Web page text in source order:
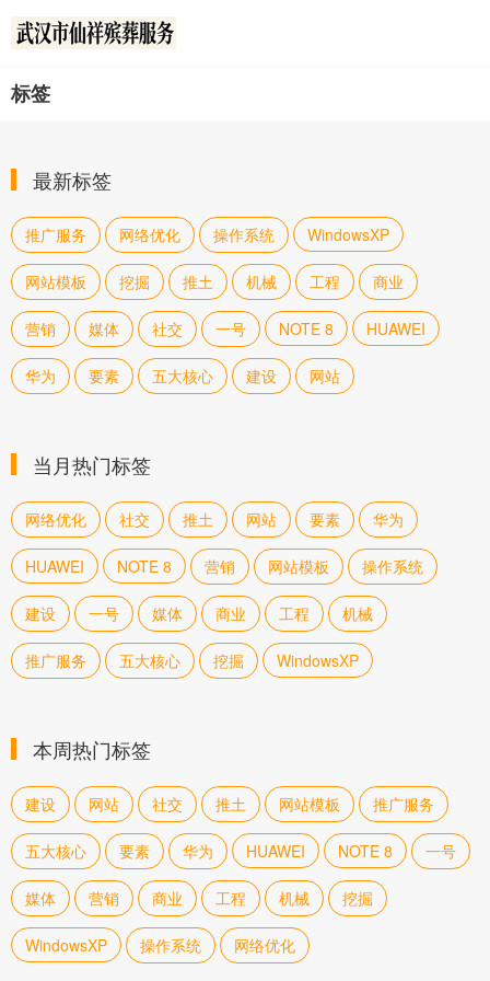
标签
最新标签
推广服务 网络优化 操作系统 WindowsXP
网站模板 挖掘 推土 机械 工程 商业
营销 媒体 社交 一号 NOTE 8 HUAWEI
华为 要素 五大核心 建设 网站
当月热门标签
网络优化 社交 推土 网站 要素 华为
HUAWEI NOTE 8 营销 网站模板 操作系统
建设 一号 媒体 商业 工程 机械
推广服务 五大核心 挖掘 WindowsXP
本周热门标签
建设 网站 社交 推土 网站模板 推广服务
五大核心 要素 华为 HUAWEI NOTE 8 一号
媒体 营销 商业 工程 机械 挖掘
WindowsXP 操作系统 网络优化